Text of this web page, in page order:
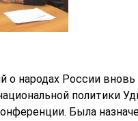
о народах России
политики
Была